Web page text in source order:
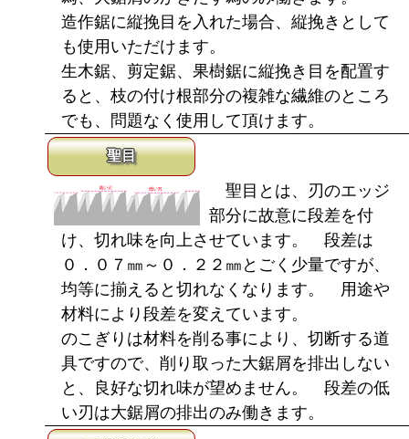
造作鋸に縦挽目を入れた場合、縦挽きとして
も使用いただけます。
生木鋸、剪定鋸、果樹鋸に縦挽き目を配置す
ると、枝の付け根部分の複雑な繊維のところ
でも、問題なく使用して頂けます。
聖目
聖目とは、刃のエッジ
部分に故意に段差を付
け、切れ味を向上させています。 段差は
０．０７㎜～０．２２㎜とごく少量ですが、
均等に揃えると切れなくなります。 用途や
材料により段差を変えています。
のこぎりは材料を削る事により、切断する道
具ですので、削り取った大鋸屑を排出しない
と、良好な切れ味が望めません。 段差の低
い刃は大鋸屑の排出のみ働きます。